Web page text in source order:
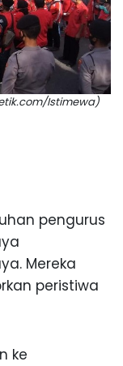
Istimewa)
pengurus
Mereka
peristiwa
ke